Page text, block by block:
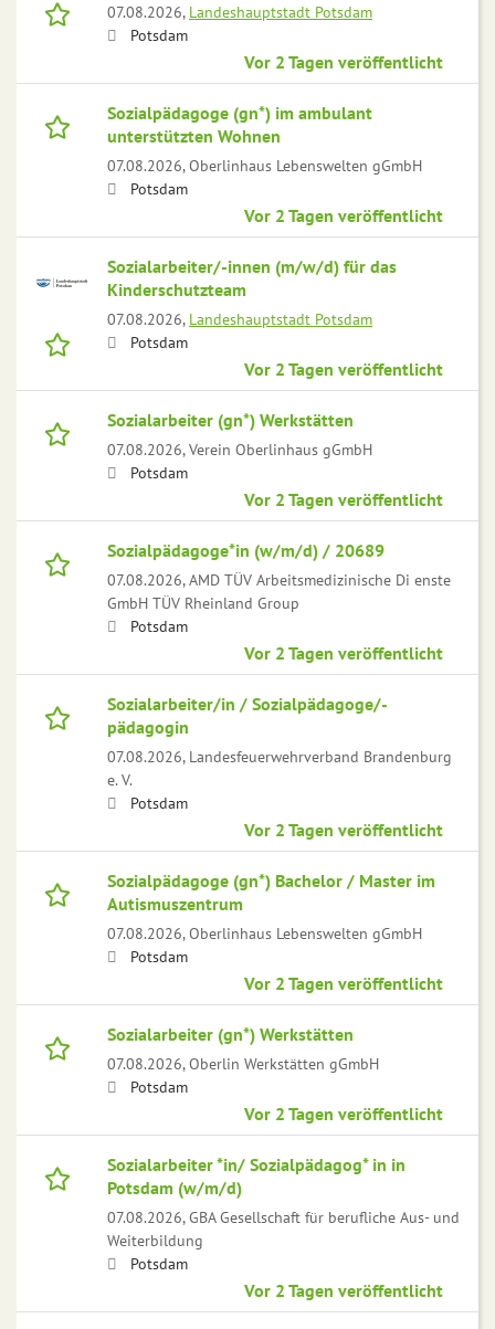
07.08.2026, Landeshauptstadt Potsdam
Potsdam
Vor 2 Tagen veröffentlicht
Sozialpädagoge (gn*) im ambulant
unterstützten Wohnen
07.08.2026,Oberlinhaus Lebenswelten gGmbH
Potsdam
Vor 2 Tagen veröffentlicht
Sozialarbeiter/-innen (m/w/d) für das
Kinderschutzteam
07.08.2026, Landeshauptstadt Potsdam
Potsdam
Vor 2 Tagen veröffentlicht
Sozialarbeiter (gn*) Werkstätten
07.08.2026,Verein Oberlinhaus gGmbH
Potsdam
Vor 2 Tagen veröffentlicht
Sozialpädagoge*in (w/m/d) / 20689
07.08.2026,AMD TÜV Arbeitsmedizinische Di enste
GmbH TÜV Rheinland Group
Potsdam
Vor 2 Tagen veröffentlicht
Sozialarbeiter/in / Sozialpädagoge/-
pädagogin
07.08.2026, Landesfeuerwehrverband Brandenburg
e. V.
Potsdam
Vor 2 Tagen veröffentlicht
Sozialpädagoge (gn*) Bachelor / Master im
Autismuszentrum
07.08.2026,Oberlinhaus Lebenswelten gGmbH
Potsdam
Vor 2 Tagen veröffentlicht
Sozialarbeiter (gn*) Werkstätten
07.08.2026,Oberlin Werkstätten gGmbH
Potsdam
Vor 2 Tagen veröffentlicht
Sozialarbeiter *in/ Sozialpädagog* in in
Potsdam (w/m/d)
07.08.2026,GBA Gesellschaft für berufliche Aus- und
Weiterbildung
Potsdam
Vor 2 Tagen veröffentlicht